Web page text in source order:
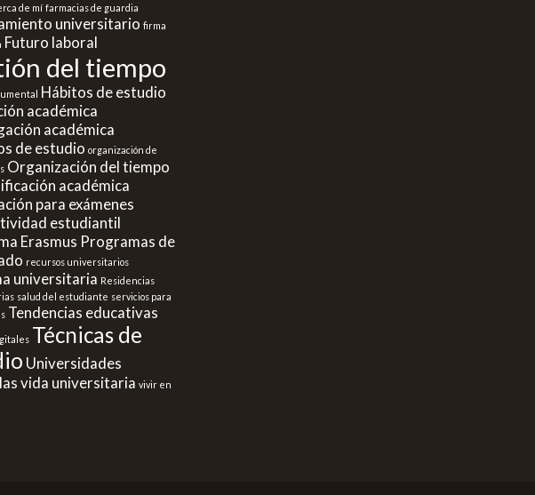
de mí farmacias de guardia
universitario firma
Futuro laboral
del tiempo
Hábitos de estudio
académica
académica
de estudio organización de
Organización del tiempo
académica
para exámenes
estudiantil
Erasmus Programas de
recursos universitarios
universitaria Residencias
salud del estudiante servicios para
Tendencias educativas
Técnicas de
Universidades
vida universitaria vivir en